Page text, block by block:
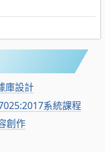
庫設計
系統課程
創作